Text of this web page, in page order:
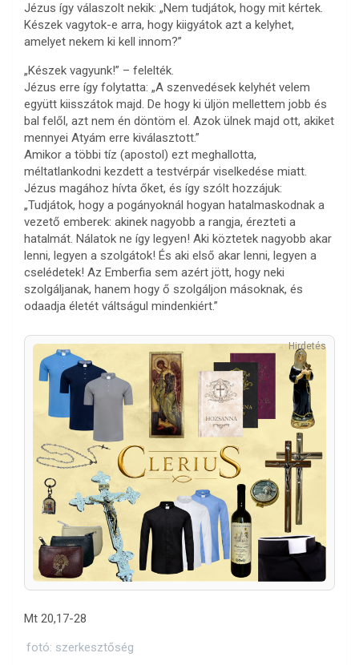
Jézus így válaszolt nekik: „Nem tudjátok, hogy mit kértek.
Készek vagytok-e arra, hogy kiigyátok azt a kelyhet,
amelyet nekem ki kell innom?”
„Készek vagyunk!” – felelték.
Jézus erre így folytatta: „A szenvedések kelyhét velem
együtt kiisszátok majd. De hogy ki üljön mellettem jobb és
bal felől, azt nem én döntöm el. Azok ülnek majd ott, akiket
mennyei Atyám erre kiválasztott.”
Amikor a többi tíz (apostol) ezt meghallotta,
méltatlankodni kezdett a testvérpár viselkedése miatt.
Jézus magához hívta őket, és így szólt hozzájuk:
„Tudjátok, hogy a pogányoknál hogyan hatalmaskodnak a
vezető emberek: akinek nagyobb a rangja, érezteti a
hatalmát. Nálatok ne így legyen! Aki köztetek nagyobb akar
lenni, legyen a szolgátok! És aki első akar lenni, legyen a
cselédetek! Az Emberfia sem azért jött, hogy neki
szolgáljanak, hanem hogy ő szolgáljon másoknak, és
odaadja életét váltságul mindenkiért.”
Hirdetés
Mt 20,17-28
fotó: szerkesztőség